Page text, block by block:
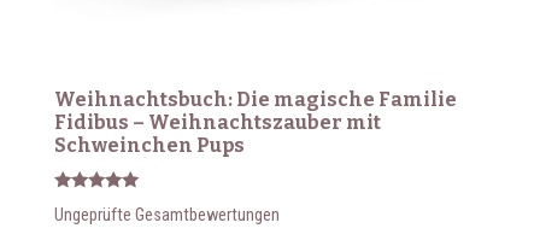
Weihnachtsbuch: Die magische Familie
Fidibus – Weihnachtszauber mit
Schweinchen Pups
Bewertet
mit
Ungeprüfte Gesamtbewertungen